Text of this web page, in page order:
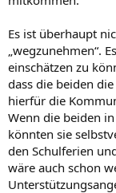
Es ist überhaupt
„wegzunehmen“.
einschätzen zu
dass die beiden
hierfür die
Wenn die beiden
könnten sie
den Schulferien
wäre auch schon